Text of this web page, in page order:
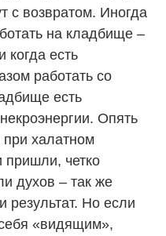
с возвратом. Иногда
на кладбище –
когда есть
работать со
есть
Опять
при халатном
пришли, четко
духов – так же
результат. Но если
«видящим»,